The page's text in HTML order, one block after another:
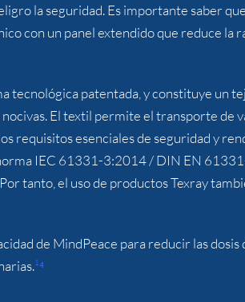
la seguridad. Es importante saber
con un panel extendido que reduce la
tecnológica patentada, y constituye un
El textil permite el transporte de
requisitos esenciales de seguridad y
IEC 61331-3:2014 / DIN EN
tanto, el uso de productos Texray
de MindPeace para reducir las dosis
¹⁴